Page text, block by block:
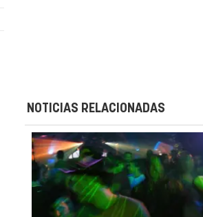
NOTICIAS RELACIONADAS